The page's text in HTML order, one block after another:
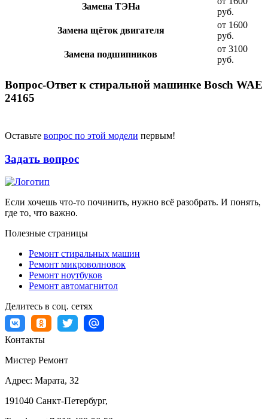
Замена ТЭНа
руб.
Замена щёток двигателя
от 1600
руб.
Замена подшипников
от 3100
руб.
Вопрос-Ответ к стиральной машинке Bosch WAE
24165
Оставьте вопрос по этой модели первым!
Задать вопрос
Если хочешь что-то починить, нужно всё разобрать. И понять,
где то, что важно.
Полезные страницы
Ремонт стиральных машин
Ремонт микроволновок
Ремонт ноутбуков
Ремонт автомагнитол
Делитесь в соц. сетях
Контакты
Мистер Ремонт
Адрес: Марата, 32
191040 Санкт-Петербург,